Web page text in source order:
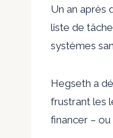
Un an après
liste de
systèmes
Hegseth a
frustrant les
financer – ou